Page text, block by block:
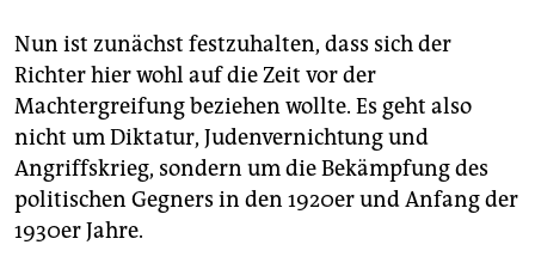
Nun ist zunächst festzuhalten, dass sich der
Richter hier wohl auf die Zeit vor der
Machtergreifung beziehen wollte. Es geht also
nicht um Diktatur, Judenvernichtung und
Angriffskrieg, sondern um die Bekämpfung des
politischen Gegners in den 1920er und Anfang der
1930er Jahre.